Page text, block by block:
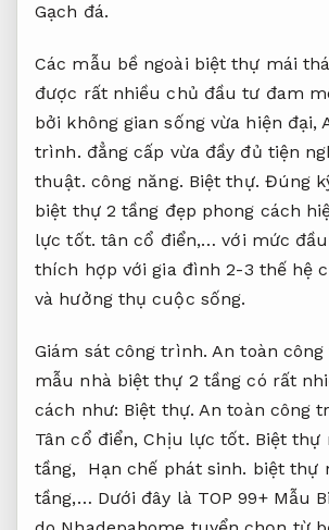
Gạch đá.
Các mẫu bề ngoài biệt thự mái
được rất nhiều chủ đầu tư đam
bởi không gian sống vừa hiện đại,
trình. đẳng cấp vừa đầy đủ tiện
thuật. công năng. Biệt thự. Đúng
biệt thự 2 tầng đẹp phong cách
lực tốt. tân cổ điển,… với mức
thích hợp với gia đình 2-3 thế hệ
và hưởng thụ cuộc sống.
Giám sát công trình. An toàn
mẫu nhà biệt thự 2 tầng có rất
cách như: Biệt thự. An toàn công
Tân cổ điển,Chịu lực tốt. Biệt thự
tầng, Hạn chế phát sinh. biệt thự
tầng,… Dưới đây là TOP 99+ Mẫu